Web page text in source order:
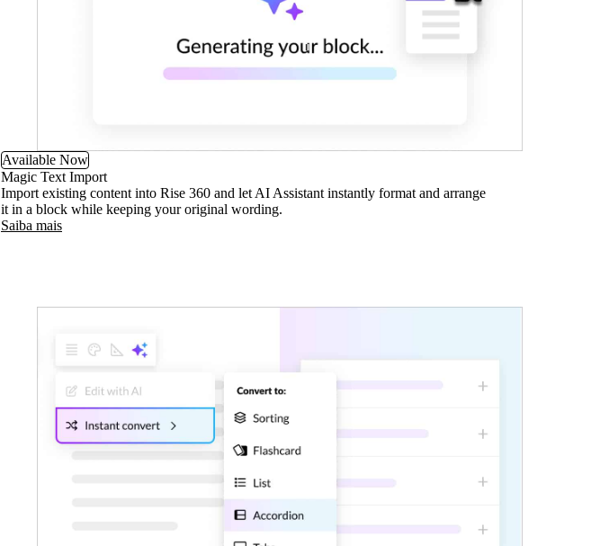
Available Now
Magic Text Import
Import existing content into Rise 360 and let AI Assistant instantly format and arrange
it in a block while keeping your original wording.
Saiba mais